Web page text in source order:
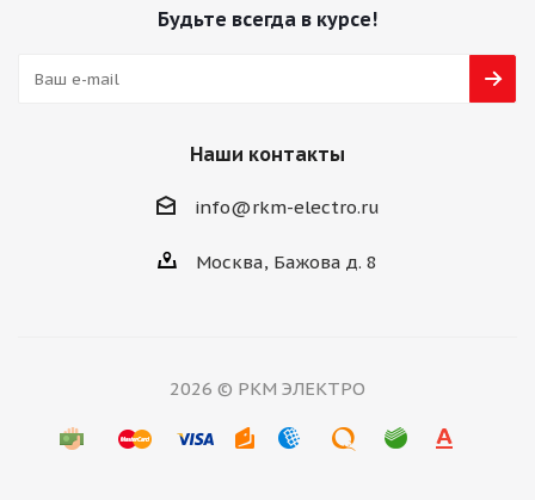
Будьте всегда в курсе!
Наши контакты
info@rkm-electro.ru
Москва, Бажова д. 8
2026 © РКМ ЭЛЕКТРО